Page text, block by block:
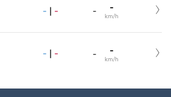
- | - - -
km/h
- | - - -
km/h